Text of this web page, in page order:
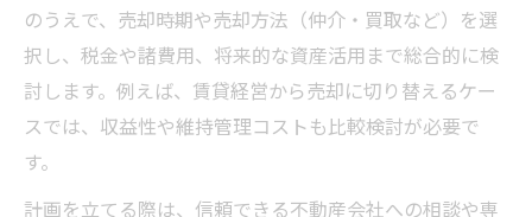
のうえで、売却時期や売却方法（仲介・買取など）を選
択し、税金や諸費用、将来的な資産活用まで総合的に検
討します。例えば、賃貸経営から売却に切り替えるケー
スでは、収益性や維持管理コストも比較検討が必要で
す。
計画を立てる際は、信頼できる不動産会社への相談や専